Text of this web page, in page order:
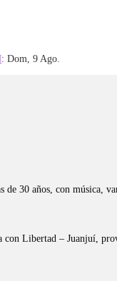
: Dom, 9 Ago.
de 30 años, con música,
con Libertad – Juanjuí,